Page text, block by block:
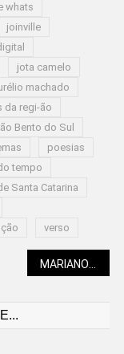
whats
joinville
jota camelo
machado
da regi-ão
Bento do Sul
poesias
tempo
Santa Catarina
verso